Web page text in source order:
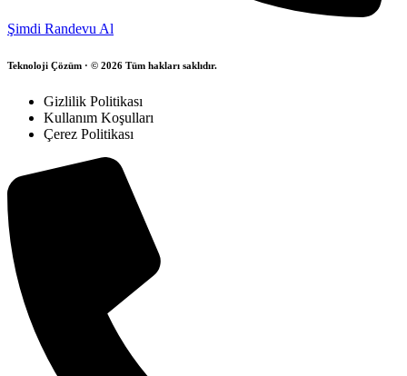
Şimdi Randevu Al
Teknoloji Çözüm · © 2026 Tüm hakları saklıdır.
Gizlilik Politikası
Kullanım Koşulları
Çerez Politikası